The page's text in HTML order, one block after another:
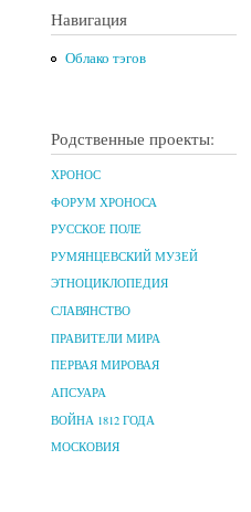
Навигация
Облако тэгов
Родственные проекты:
ХРОНОС
ФОРУМ ХРОНОСА
РУССКОЕ ПОЛЕ
РУМЯНЦЕВСКИЙ МУЗЕЙ
ЭТНОЦИКЛОПЕДИЯ
СЛАВЯНСТВО
ПРАВИТЕЛИ МИРА
ПЕРВАЯ МИРОВАЯ
АПСУАРА
ВОЙНА 1812 ГОДА
МОСКОВИЯ